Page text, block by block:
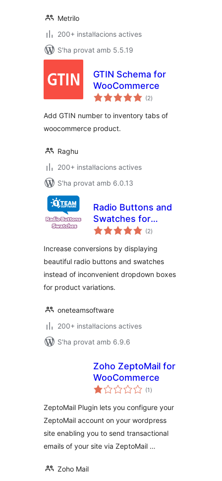
Metrilo
200+ instal·lacions actives
S'ha provat amb 5.5.19
GTIN Schema for
WooCommerce
(2puntuacions
totals
)
Add GTIN number to inventory tabs of
woocommerce product.
Raghu
200+ instal·lacions actives
S'ha provat amb 6.0.13
Radio Buttons and
Swatches for
WooCommerce
(2puntuacions
totals
)
Increase conversions by displaying
beautiful radio buttons and swatches
instead of inconvenient dropdown boxes
for product variations.
oneteamsoftware
200+ instal·lacions actives
S'ha provat amb 6.9.6
Zoho ZeptoMail for
WooCommerce
(1 puntuacions
totals
)
ZeptoMail Plugin lets you configure your
ZeptoMail account on your wordpress
site enabling you to send transactional
emails of your site via ZeptoMail …
Zoho Mail